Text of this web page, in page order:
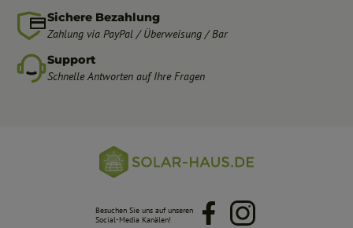
Sichere Bezahlung
Zahlung via PayPal / Überweisung / Bar
Support
Schnelle Antworten auf Ihre Fragen
Besuchen Sie uns auf unseren
Social-Media Kanälen!
FacebookInstagram